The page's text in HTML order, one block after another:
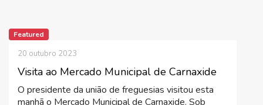
Featured
Visita ao Mercado Municipal de Carnaxide
20 outubro 2023
O presidente da união de freguesias visitou esta
manhã o Mercado Municipal de Carnaxide. Sob